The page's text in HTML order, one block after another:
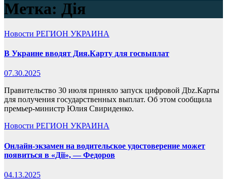
Метка: Дія
Новости РЕГИОН УКРАИНА
В Украине вводят Дия.Карту для госвыплат
07.30.2025
Правительство 30 июля приняло запуск цифровой Дbz.Карты
для получения государственных выплат. Об этом сообщила
премьер-министр Юлия Свириденко.
Новости РЕГИОН УКРАИНА
Онлайн-экзамен на водительское удостоверение может
появиться в «Дії», — Федоров
04.13.2025